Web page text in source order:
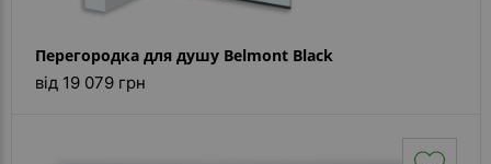
Перегородка для душу Belmont Black
від 19 079 грн